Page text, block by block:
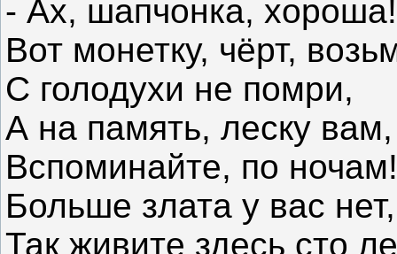
- Ах, шапчонка, хороша!
Вот монетку, чёрт,
С голодухи не помри,
А на память, леску вам,
Вспоминайте, по ночам!
Больше злата у вас нет,
Так живите здесь сто